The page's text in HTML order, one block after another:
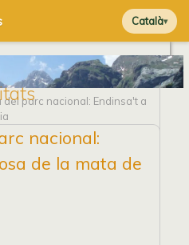
Català
parc nacional: Endinsa't a
nacional:
de la mata de